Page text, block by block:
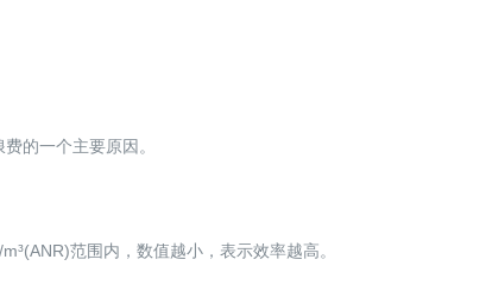
的一个主要原因。
范围内，数值越小，表示效率越高。